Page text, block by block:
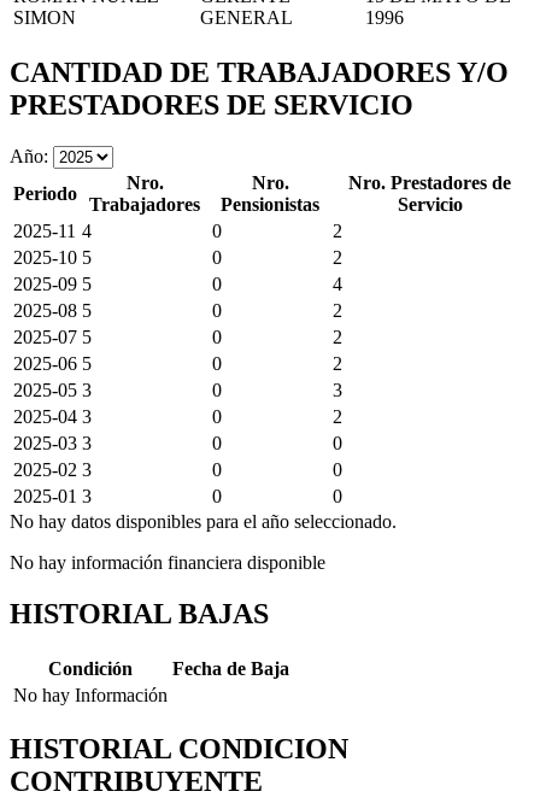
SIMON
GENERAL
1996
CANTIDAD DE TRABAJADORES Y/O
PRESTADORES DE SERVICIO
Año:
Periodo
Nro.
Trabajadores
Nro.
Pensionistas
Nro. Prestadores de
Servicio
2025-11 4 0
2
2025-10 5 0
2
2025-09 5 0
4
2025-08 5 0
2
2025-07 5 0
2
2025-06 5 0
2
2025-05 3 0
3
2025-04 3 0
2
2025-03 3 0
0
2025-02 3 0
0
2025-01 3 0
0
No hay datos disponibles para el año seleccionado.
No hay información financiera disponible
HISTORIAL BAJAS
Condición
Fecha de Baja
No hay Información
HISTORIAL CONDICION
CONTRIBUYENTE